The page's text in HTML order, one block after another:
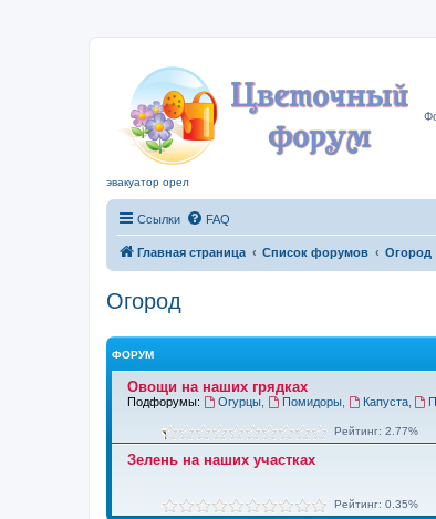
эвакуатор орел
Ссылки FAQ
Главная страница Список форумов Огород
Огород
ФОРУМ
Овощи на наших грядках
Подфорумы: Огурцы, Помидоры, Капуста,
Рейтинг: 2.77%
Зелень на наших участках
Рейтинг: 0.35%